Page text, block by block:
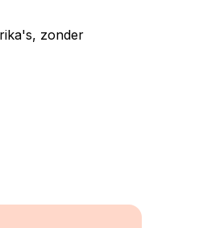
zonder